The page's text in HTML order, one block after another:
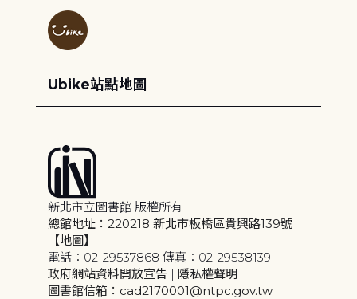
Ubike站點地圖
新北市立圖書館 版權所有
總館地址：220218 新北市板橋區貴興路139號
【地圖】
電話：02-29537868 傳真：02-29538139
政府網站資料開放宣告 | 隱私權聲明
圖書館信箱：cad2170001@ntpc.gov.tw